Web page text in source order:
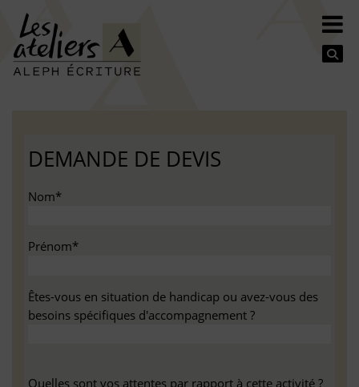
DEMANDE DE DEVIS
Nom*
Prénom*
Êtes-vous en situation de handicap ou avez-vous des
besoins spécifiques d'accompagnement ?